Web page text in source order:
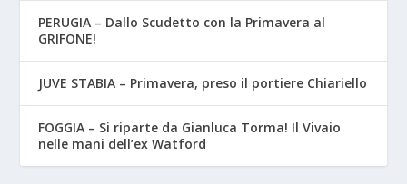
PERUGIA – Dallo Scudetto con la Primavera al
GRIFONE!
JUVE STABIA – Primavera, preso il portiere Chiariello
FOGGIA – Si riparte da Gianluca Torma! Il Vivaio
nelle mani dell’ex Watford